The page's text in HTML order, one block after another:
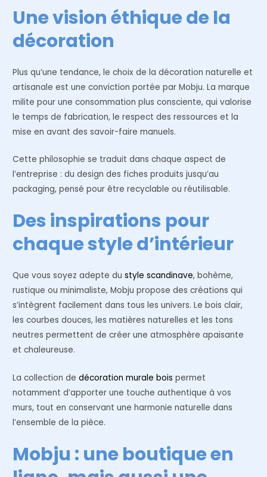
Une vision éthique de la
décoration
Plus qu’une tendance, le choix de la décoration naturelle et
artisanale est une conviction portée par Mobju. La marque
milite pour une consommation plus consciente, qui valorise
le temps de fabrication, le respect des ressources et la
mise en avant des savoir-faire manuels.
Cette philosophie se traduit dans chaque aspect de
l’entreprise : du design des fiches produits jusqu’au
packaging, pensé pour être recyclable ou réutilisable.
Des inspirations pour
chaque style d’intérieur
Que vous soyez adepte dustyle scandinave, bohème,
rustique ou minimaliste, Mobju propose des créations qui
s’intègrent facilement dans tous les univers. Le bois clair,
les courbes douces, les matières naturelles et les tons
neutres permettent de créer une atmosphère apaisante
et chaleureuse.
La collection dedécoration murale bois permet
notamment d’apporter une touche authentique à vos
murs, tout en conservant une harmonie naturelle dans
l’ensemble de la pièce.
Mobju : une boutique en